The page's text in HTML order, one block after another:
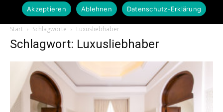
Touristiknews.de
Touristiknews
Start Schlagworte Luxusliebhaber
Schlagwort: Luxusliebhaber
Akzeptieren
Ablehnen Datenschutz-Erklärung